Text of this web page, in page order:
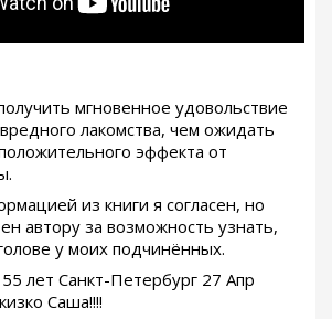
мгновенное удовольствие
лакомства, чем ожидать
эффекта от
из книги я согласен, но
автору за возможность узнать,
у моих подчинённых.
лет Санкт-Петербург 27 Апр
Саша!!!!